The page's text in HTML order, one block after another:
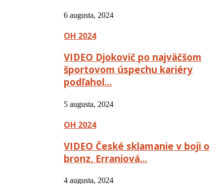
6 augusta, 2024
OH 2024
VIDEO Djokovič po najväčšom
športovom úspechu kariéry
podľahol…
5 augusta, 2024
OH 2024
VIDEO České sklamanie v boji o
bronz, Erraniová…
4 augusta, 2024